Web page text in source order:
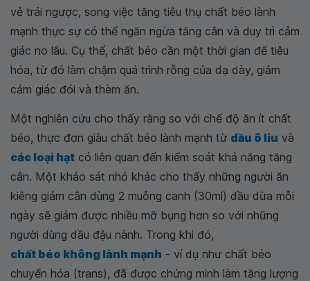
vẻ trái ngược, song việc tăng tiêu thụ chất béo lành
mạnh thực sự có thể ngăn ngừa tăng cân và duy trì cảm
giác no lâu. Cụ thể, chất béo cần một thời gian để tiêu
hóa, từ đó làm chậm quá trình rỗng của dạ dày, giảm
cảm giác đói và thèm ăn.
Một nghiên cứu cho thấy rằng so với chế độ ăn ít chất
béo, thực đơn giàu chất béo lành mạnh từ dầu ô liu và
các loại hạt có liên quan đến kiểm soát khả năng tăng
cân. Một khảo sát nhỏ khác cho thấy những người ăn
kiêng giảm cân dùng 2 muỗng canh (30ml) dầu dừa mỗi
ngày sẽ giảm được nhiều mỡ bụng hơn so với những
người dùng dầu đậu nành. Trong khi đó,
chất béo không lành mạnh - ví dụ như chất béo
chuyển hóa (trans), đã được chứng minh làm tăng lượng